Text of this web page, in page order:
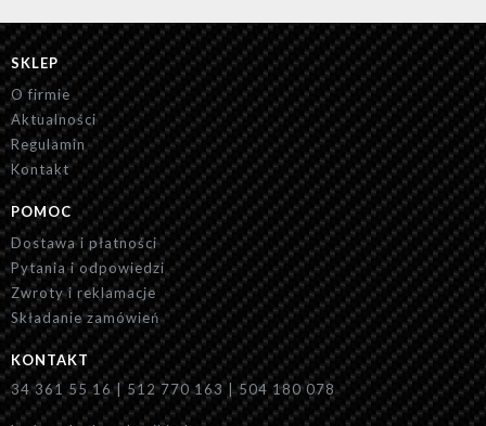
SKLEP
O firmie
Aktualności
Regulamin
Kontakt
POMOC
Dostawa i płatności
Pytania i odpowiedzi
Zwroty i reklamacje
Składanie zamówień
KONTAKT
34 361 55 16 | 512 770 163 | 504 180 078